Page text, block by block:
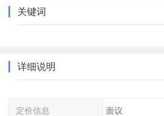
关键词
详细说明
定价信息 面议